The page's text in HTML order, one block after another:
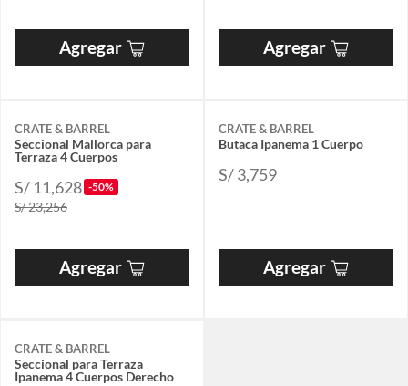
Agregar Agregar
CRATE & BARREL
Seccional Mallorca para
Terraza 4 Cuerpos
S/ 11,628 -50%
S/ 23,256
Agregar
CRATE & BARREL
Butaca Ipanema 1 Cuerpo
S/ 3,759
Agregar
CRATE & BARREL
Seccional para Terraza
Ipanema 4 Cuerpos Derecho